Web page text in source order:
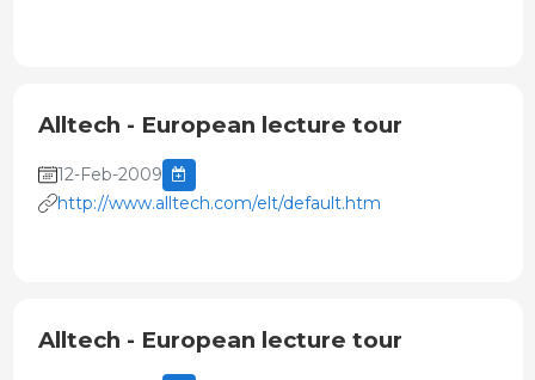
Alltech - European lecture tour
12-Feb-2009
http://www.alltech.com/elt/default.htm
Alltech - European lecture tour